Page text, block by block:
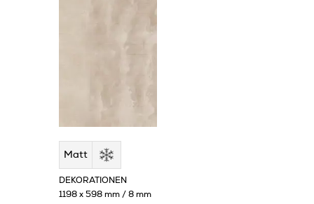
Matt
DEKORATIONEN
1198 x 598 mm / 8 mm